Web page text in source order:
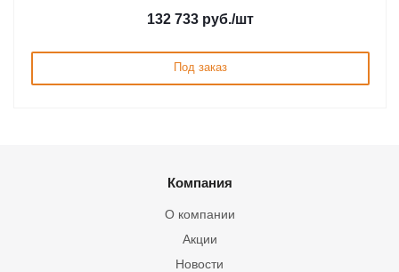
132 733 руб./шт
Под заказ
Компания
О компании
Акции
Новости